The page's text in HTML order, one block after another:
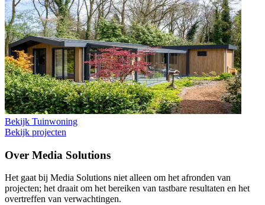
Bekijk Tuinwoning
Bekijk projecten
Over Media Solutions
Het gaat bij Media Solutions niet alleen om het afronden van
projecten; het draait om het bereiken van tastbare resultaten en het
overtreffen van verwachtingen.